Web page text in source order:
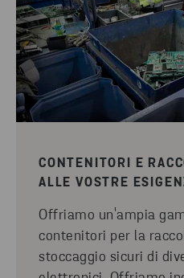
CONTENITORI E
ALLE VOSTRE
Offriamo un'ampia
contenitori per la
stoccaggio sicuri di